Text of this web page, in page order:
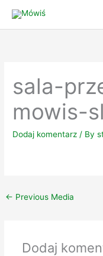
sala-
mowis-
Dodaj komentarz / By
← Previous Media
Dodaj